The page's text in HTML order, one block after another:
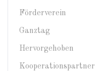
Förderverein
Ganztag
Hervorgehoben
Kooperationspartner